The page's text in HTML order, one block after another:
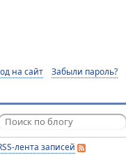
на сайт Забыли пароль?
лента записей